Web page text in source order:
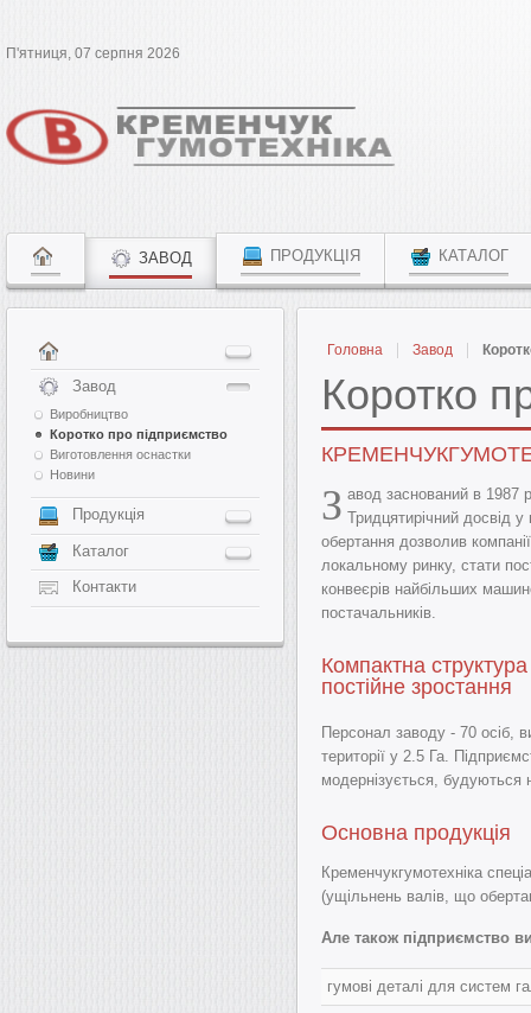
П'ятниця, 07 серпня 2026
ЗАВОД ПРОДУКЦІЯ КАТАЛОГ
Головна Завод
Коротко
З авод заснований в 1987
Тридцятирічний досвід у
обертання дозволив
локальному ринку, стати
конвеєрів найбільших
постачальників.
Компактна
постійне зростання
Персонал заводу - 70 осіб,
території у 2.5 Га.
модернізується, будуються
Основна продукція
Кременчукгумотехніка
(ущільнень валів, що
Але також підприємство
гумові деталі для систем
Завод
Виробництво
Коротко про підприємство
Виготовлення оснастки
Новини
Продукція
Каталог
Контакти